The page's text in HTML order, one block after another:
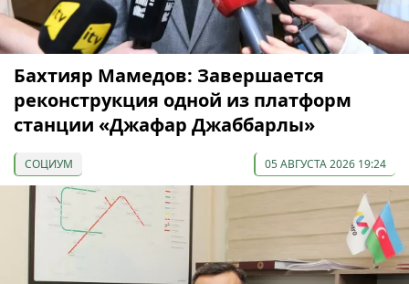
Бахтияр Мамедов: Завершается
реконструкция одной из платформ
станции «Джафар Джаббарлы»
СОЦИУМ 05 АВГУСТА 2026 19:24